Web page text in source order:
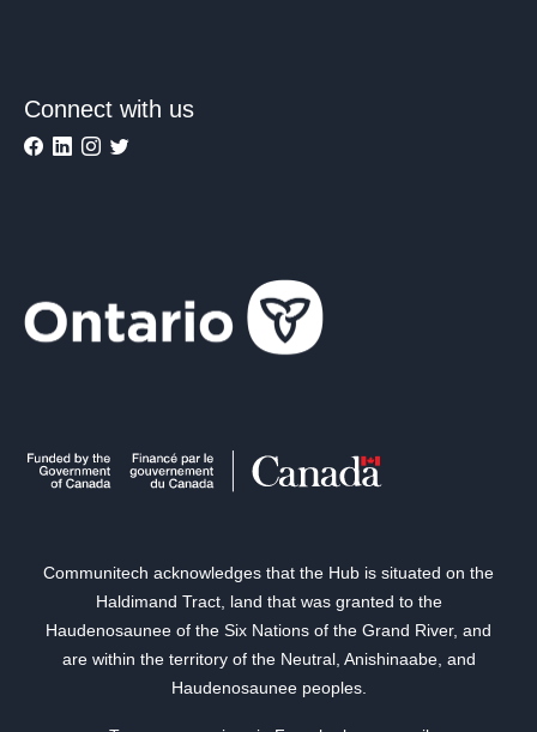
Connect with us
Communitech acknowledges that the Hub is situated on the
Haldimand Tract, land that was granted to the
Haudenosaunee of the Six Nations of the Grand River, and
are within the territory of the Neutral, Anishinaabe, and
Haudenosaunee peoples.